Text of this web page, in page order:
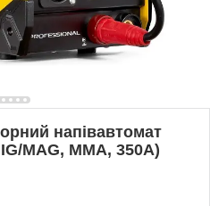
напівавтомат
MAG, MMA, 350А)